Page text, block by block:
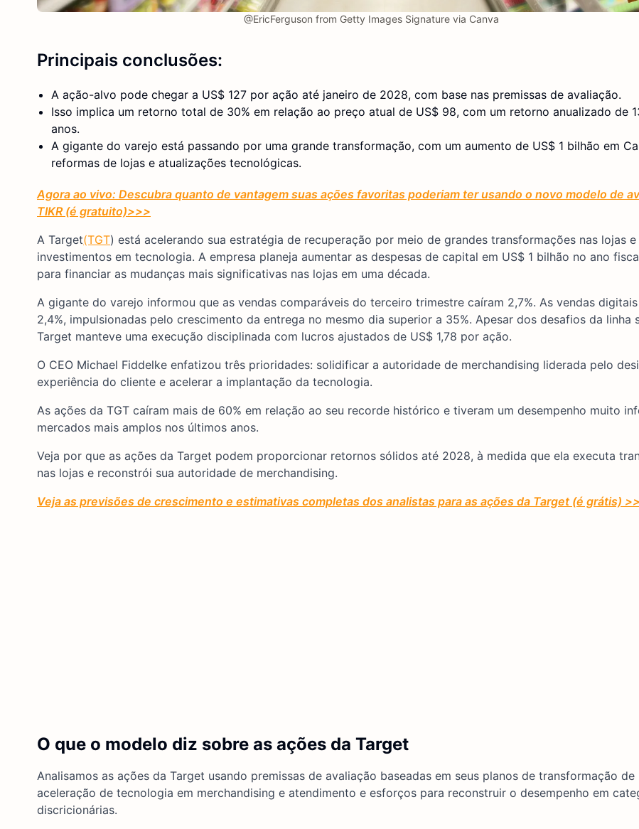
@EricFerguson from Getty Images Signature via Canva
Principais conclusões:
A ação-alvo pode chegar a US$ 127 por ação até janeiro de 2028, com base nas premissas de avaliação.
Isso implica um retorno total de 30% em relação ao preço atual de US$ 98, com um retorno anualizado de
anos.
A gigante do varejo está passando por uma grande transformação, com um aumento de US$ 1 bilhão em
reformas de lojas e atualizações tecnológicas.
Agora ao vivo: Descubra quanto de vantagem suas ações favoritas poderiam ter usando o novo modelo de
TIKR (é gratuito)>>>
A Target(TGT) está acelerando sua estratégia de recuperação por meio de grandes transformações nas lojas e
investimentos em tecnologia. A empresa planeja aumentar as despesas de capital em US$ 1 bilhão no ano
para financiar as mudanças mais significativas nas lojas em uma década.
A gigante do varejo informou que as vendas comparáveis do terceiro trimestre caíram 2,7%. As vendas
2,4%, impulsionadas pelo crescimento da entrega no mesmo dia superior a 35%. Apesar dos desafios da linha
Target manteve uma execução disciplinada com lucros ajustados de US$ 1,78 por ação.
O CEO Michael Fiddelke enfatizou três prioridades: solidificar a autoridade de merchandising liderada pelo
experiência do cliente e acelerar a implantação da tecnologia.
As ações da TGT caíram mais de 60% em relação ao seu recorde histórico e tiveram um desempenho muito
mercados mais amplos nos últimos anos.
Veja por que as ações da Target podem proporcionar retornos sólidos até 2028, à medida que ela executa
nas lojas e reconstrói sua autoridade de merchandising.
Veja as previsões de crescimento e estimativas completas dos analistas para as ações da Target (é grátis)
O que o modelo diz sobre as ações da Target
Analisamos as ações da Target usando premissas de avaliação baseadas em seus planos de transformação de
aceleração de tecnologia em merchandising e atendimento e esforços para reconstruir o desempenho em
discricionárias.